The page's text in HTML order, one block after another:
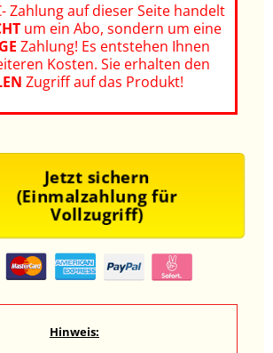
Zahlung auf dieser Seite handelt
um ein Abo, sondern um eine
Zahlung! Es entstehen Ihnen
Kosten. Sie erhalten den
Zugriff auf das Produkt!
Jetzt sichern
(Einmalzahlung für
Vollzugriff)
Hinweis: